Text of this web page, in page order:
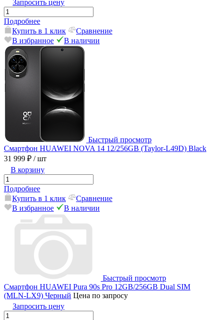
Запросить цену
Подробнее
Купить в 1 клик
Сравнение
В избранное
В наличии
Быстрый просмотр
Смартфон HUAWEI NOVA 14 12/256GB (Taylor-L49D) Black
31 999 ₽ / шт
В корзину
Подробнее
Купить в 1 клик
Сравнение
В избранное
В наличии
Быстрый просмотр
Смартфон HUAWEI Pura 90s Pro 12GB/256GB Dual SIM
(MLN-LX9) Черный Цена по запросу
Запросить цену